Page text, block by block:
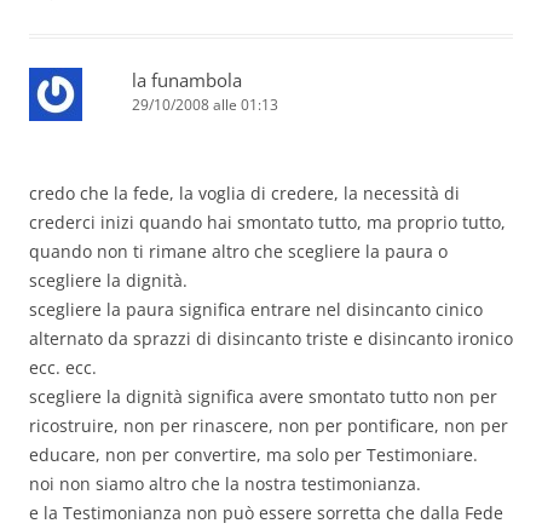
la funambola
29/10/2008 alle 01:13
credo che la fede, la voglia di credere, la necessità di
crederci inizi quando hai smontato tutto, ma proprio tutto,
quando non ti rimane altro che scegliere la paura o
scegliere la dignità.
scegliere la paura significa entrare nel disincanto cinico
alternato da sprazzi di disincanto triste e disincanto ironico
ecc. ecc.
scegliere la dignità significa avere smontato tutto non per
ricostruire, non per rinascere, non per pontificare, non per
educare, non per convertire, ma solo per Testimoniare.
noi non siamo altro che la nostra testimonianza.
e la Testimonianza non può essere sorretta che dalla Fede